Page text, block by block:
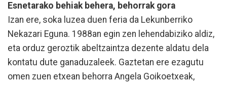
Esnetarako behiak behera, behorrak gora
Izan ere, soka luzea duen feria da Lekunberriko
Nekazari Eguna. 1988an egin zen lehendabiziko aldiz,
eta orduz geroztik abeltzaintza dezente aldatu dela
kontatu dute ganaduzaleek. Gaztetan ere ezagutu
omen zuen etxean behorra Angela Goikoetxeak,